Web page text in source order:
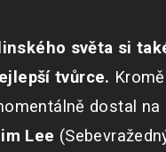
světa si
tvůrce. Kromě
dostal
Lee